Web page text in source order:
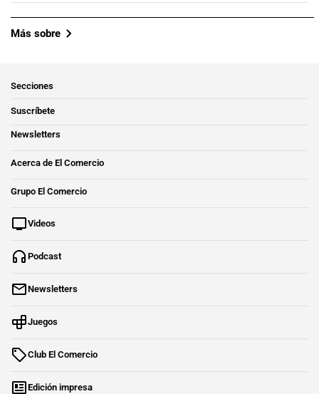
Más sobre
Secciones
Suscríbete
Newsletters
Acerca de El Comercio
Grupo El Comercio
Videos
Podcast
Newsletters
Juegos
Club El Comercio
Edición impresa